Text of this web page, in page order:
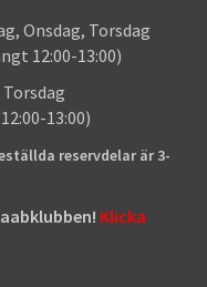
Onsdag, Torsdag
12:00-13:00)
Torsdag
13:00)
reservdelar är 3-
Klicka